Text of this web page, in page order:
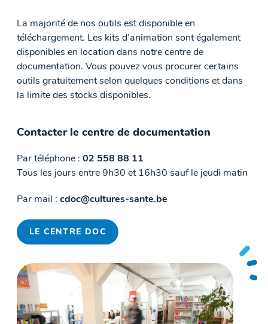
La majorité de nos outils est disponible en
téléchargement. Les kits d’animation sont également
disponibles en location dans notre centre de
documentation. Vous pouvez vous procurer certains
outils gratuitement selon quelques conditions et dans
la limite des stocks disponibles.
Contacter le centre de documentation
Par téléphone : 02 558 88 11
Tous les jours entre 9h30 et 16h30 sauf le jeudi matin
Par mail : cdoc@cultures-sante.be
LE CENTRE DOC